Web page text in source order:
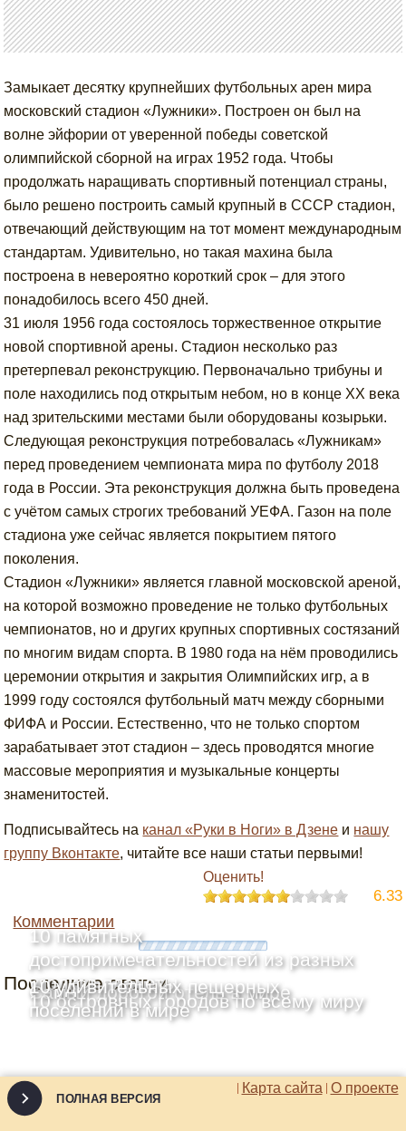
Замыкает десятку крупнейших футбольных арен мира
московский стадион «Лужники». Построен он был на
волне эйфории от уверенной победы советской
олимпийской сборной на играх 1952 года. Чтобы
продолжать наращивать спортивный потенциал страны,
было решено построить самый крупный в СССР стадион,
отвечающий действующим на тот момент международным
стандартам. Удивительно, но такая махина была
построена в невероятно короткий срок – для этого
понадобилось всего 450 дней.
31 июля 1956 года состоялось торжественное открытие
новой спортивной арены. Стадион несколько раз
претерпевал реконструкцию. Первоначально трибуны и
поле находились под открытым небом, но в конце XX века
над зрительскими местами были оборудованы козырьки.
Следующая реконструкция потребовалась «Лужникам»
перед проведением чемпионата мира по футболу 2018
года в России. Эта реконструкция должна быть проведена
с учётом самых строгих требований УЕФА. Газон на поле
стадиона уже сейчас является покрытием пятого
поколения.
Стадион «Лужники» является главной московской ареной,
на которой возможно проведение не только футбольных
чемпионатов, но и других крупных спортивных состязаний
по многим видам спорта. В 1980 года на нём проводились
церемонии открытия и закрытия Олимпийских игр, а в
1999 году состоялся футбольный матч между сборными
ФИФА и России. Естественно, что не только спортом
зарабатывает этот стадион – здесь проводятся многие
массовые мероприятия и музыкальные концерты
знаменитостей.
Подписывайтесь на канал «Руки в Ноги» в Дзене и нашу
группу Вконтакте, читайте все наши статьи первыми!
Оценить!
6.33
Комментарии
Последние статьи
10 памятных
достопримечательностей из разных
уголков планеты
Самый дорогой отель в мире
10 островных городов по всему миру
10 удивительных пещерных
поселений в мире
О проекте
Карта сайта
ПОЛНАЯ ВЕРСИЯ